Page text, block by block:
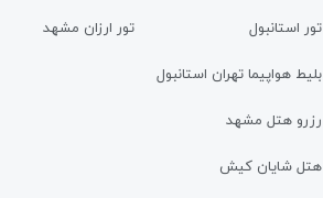
تور استانبول
بلیط هواپیما تهران استانبول
رزرو هتل مشهد
هتل شایان کیش
تور ارزان مشهد